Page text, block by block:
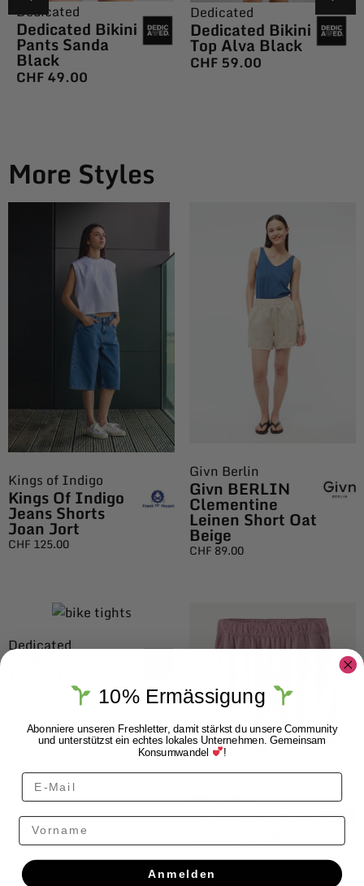
Dedicated
Dedicated Bikini
Pants Sanda
Black
CHF49.00
Dedicated
Dedicated Bikini
Top Alva Black
CHF59.00
More Styles
Kings of Indigo
Kings Of Indigo
Jeans Shorts
Joan Jort
CHF 125.00
Givn Berlin
Givn BERLIN
Clementine
Leinen Short Oat
Beige
CHF 89.00
Dedicated
Patagonia
Patagonia Garden
Shorts Light
Violet
CHF69.00
10% Ermässigung
Abonniere unseren Freshletter, damit stärkst du unsere Community
und unterstützst ein echtes lokales Unternehmen. Gemeinsam
Konsumwandel !
Vorname
Anmelden